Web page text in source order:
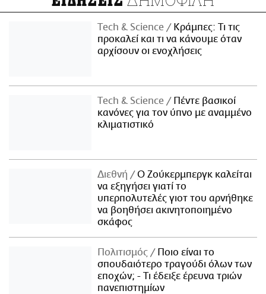
Τech & Science
Κράμπες: Τι τις
προκαλεί και τι να κάνουμε όταν
αρχίσουν οι ενοχλήσεις
Τech & Science
Πέντε βασικοί
κανόνες για τον ύπνο με αναμμένο
κλιματιστικό
Διεθνή
Ο Ζούκερμπεργκ καλείται
να εξηγήσει γιατί το
υπερπολυτελές γιοτ του αρνήθηκε
να βοηθήσει ακινητοποιημένο
σκάφος
Πολιτισμός
Ποιο είναι το
σπουδαιότερο τραγούδι όλων των
εποχών; - Τι έδειξε έρευνα τριών
πανεπιστημίων